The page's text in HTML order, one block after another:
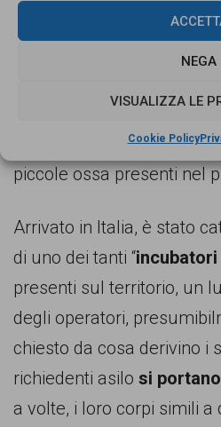
NEGA
VISUALIZZA LE
Cookie Policy
consiste nel colpire le
vittima con un oggetto
va a colpire
piccole ossa presenti nel
Arrivato in Italia, è stato
di uno dei tanti “
presenti sul territorio, un
degli operatori,
chiesto da cosa derivino i
richiedenti asilo si
a volte, i loro corpi simili a